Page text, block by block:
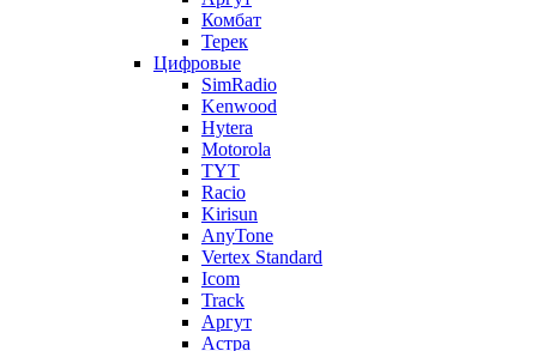
Комбат
Терек
Цифровые
SimRadio
Kenwood
Hytera
Motorola
TYT
Racio
Kirisun
AnyTone
Vertex Standard
Icom
Track
Аргут
Астра